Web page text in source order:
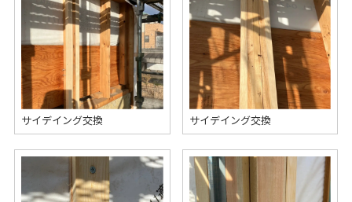
サイデイング交換 サイデイング交換